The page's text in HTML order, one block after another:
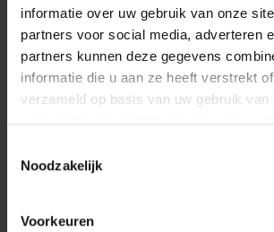
informatie over uw gebruik van onze
partners voor social media, adverteren
partners kunnen deze gegevens
informatie die u aan ze heeft verstrekt
verzameld op basis van uw gebruik van
gaat akkoord met onze cookies als u
Noodzakelijk
Voorkeuren
Renovatie
Scheurvorming en dilatatie
Renovatie